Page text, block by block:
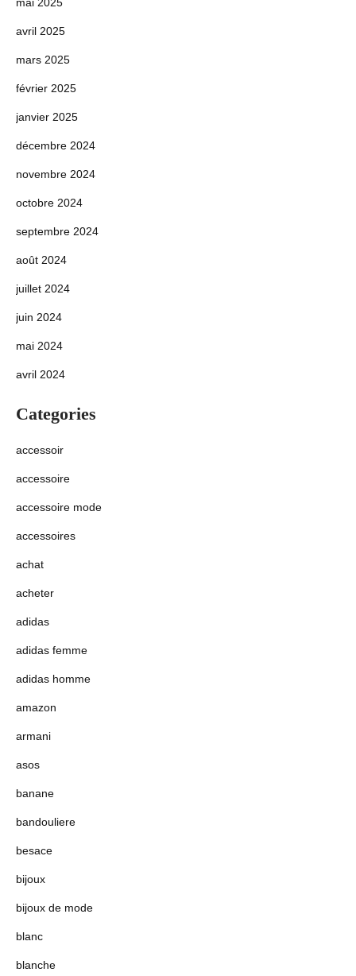
avril 2025
mars 2025
février 2025
janvier 2025
décembre 2024
novembre 2024
octobre 2024
septembre 2024
août 2024
juillet 2024
juin 2024
mai 2024
avril 2024
Categories
accessoir
accessoire
accessoire mode
accessoires
achat
acheter
adidas
adidas femme
adidas homme
amazon
armani
asos
banane
bandouliere
besace
bijoux
bijoux de mode
blanc
blanche